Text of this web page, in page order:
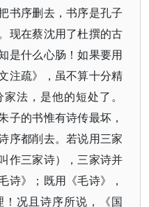
书序删去，书序是孔子
现在蔡沈用了杜撰的古
是什么心肠！如果要用
注疏》，虽不算十分精
法，是他的短处了。
子的书惟有诗传最坏，
序都削去。若说用三家
作三家诗），三家诗并
诗》；既用《毛诗》，
况且诗序所说，《国